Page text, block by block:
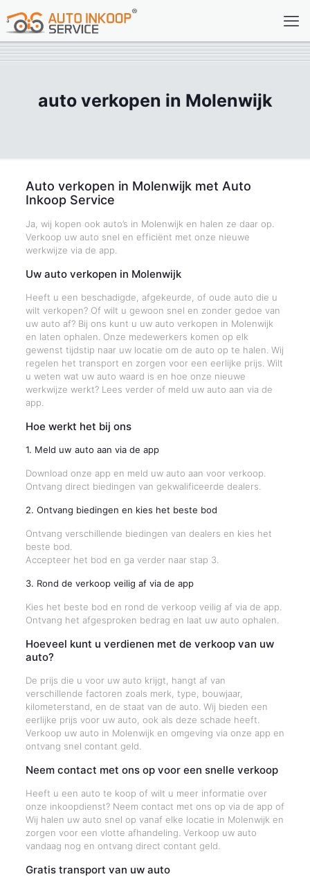
auto verkopen in Molenwijk
Auto verkopen in Molenwijk met Auto
Inkoop Service
Ja, wij kopen ook auto’s in Molenwijk en halen ze daar op.
Verkoop uw auto snel en efficiënt met onze nieuwe
werkwijze via de app.
Uw auto verkopen in Molenwijk
Heeft u een beschadigde, afgekeurde, of oude auto die u
wilt verkopen? Of wilt u gewoon snel en zonder gedoe van
uw auto af? Bij ons kunt u uw auto verkopen in Molenwijk
en laten ophalen. Onze medewerkers komen op elk
gewenst tijdstip naar uw locatie om de auto op te halen. Wij
regelen het transport en zorgen voor een eerlijke prijs. Wilt
u weten wat uw auto waard is en hoe onze nieuwe
werkwijze werkt? Lees verder of meld uw auto aan via de
app.
Hoe werkt het bij ons
1. Meld uw auto aan via de app
Download onze app en meld uw auto aan voor verkoop.
Ontvang direct biedingen van gekwalificeerde dealers.
2. Ontvang biedingen en kies het beste bod
Ontvang verschillende biedingen van dealers en kies het
beste bod.
Accepteer het bod en ga verder naar stap 3.
3. Rond de verkoop veilig af via de app
Kies het beste bod en rond de verkoop veilig af via de app.
Ontvang het afgesproken bedrag en laat uw auto ophalen.
Hoeveel kunt u verdienen met de verkoop van uw
auto?
De prijs die u voor uw auto krijgt, hangt af van
verschillende factoren zoals merk, type, bouwjaar,
kilometerstand, en de staat van de auto. Wij bieden een
eerlijke prijs voor uw auto, ook als deze schade heeft.
Verkoop uw auto in Molenwijk en omgeving via onze app en
ontvang snel contant geld.
Neem contact met ons op voor een snelle verkoop
Heeft u een auto te koop of wilt u meer informatie over
onze inkoopdienst? Neem contact met ons op via de app of
Wij halen uw auto snel op vanaf elke locatie in Molenwijk en
zorgen voor een vlotte afhandeling. Verkoop uw auto
vandaag nog en ontvang direct contant geld.
Gratis transport van uw auto